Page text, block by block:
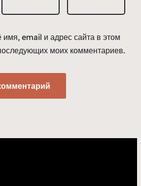
email и адрес сайта в этом
моих комментариев.